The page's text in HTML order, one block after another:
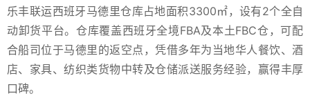
乐丰联运西班牙马德里仓库占地面积3300㎡，设有2个全自
动卸货平台。仓库覆盖西班牙全境FBA及本土FBC仓，可配
合船司位于马德里的返空点，凭借多年为当地华人餐饮、酒
店、家具、纺织类货物中转及仓储派送服务经验，赢得丰厚
口碑。